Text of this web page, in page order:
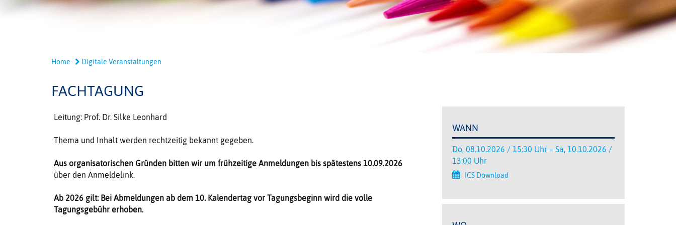
Home Digitale Veranstaltungen
FACHTAGUNG
Leitung: Prof. Dr. Silke Leonhard
Thema und Inhalt werden rechtzeitig bekannt gegeben.
Aus organisatorischen Gründen bitten wir um frühzeitige Anmeldungen bis spätestens 10.09.2026
über den Anmeldelink.
Ab 2026 gilt: Bei Abmeldungen ab dem 10. Kalendertag vor Tagungsbeginn wird die volle
Tagungsgebühr erhoben.
WANN
Do, 08.10.2026 / 15:30 Uhr – Sa, 10.10.2026 /
13:00 Uhr
ICS Download